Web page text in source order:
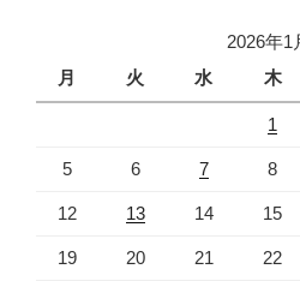
ジ
2026年1
月
火 水 木
1
5 6 7 8
12 13 14 15
19 20 21 22